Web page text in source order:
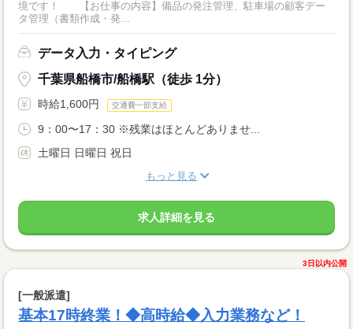
境です！ 【お仕事の内容】備品の発注管理、駐車場の顧客デー
タ管理（書類作成・発...
データ入力・タイピング
千葉県船橋市/船橋駅（徒歩 1分）
時給1,600円 交通費一部支給
9：00〜17：30 ※残業はほとんどありませ...
土曜日 日曜日 祝日
もっと見る
求人詳細を見る
3日以内公開
[一般派遣]
基本17時終業！◆高時給◆入力業務など！